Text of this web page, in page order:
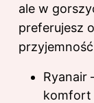
ale w
preferujesz
Ryanair
komfort